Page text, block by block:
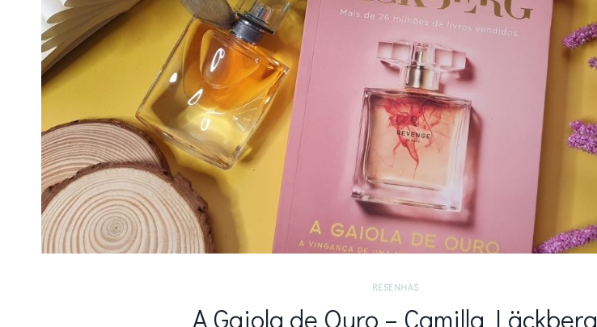
RESENHAS
A Gaiola de Ouro – Camilla Läckberg